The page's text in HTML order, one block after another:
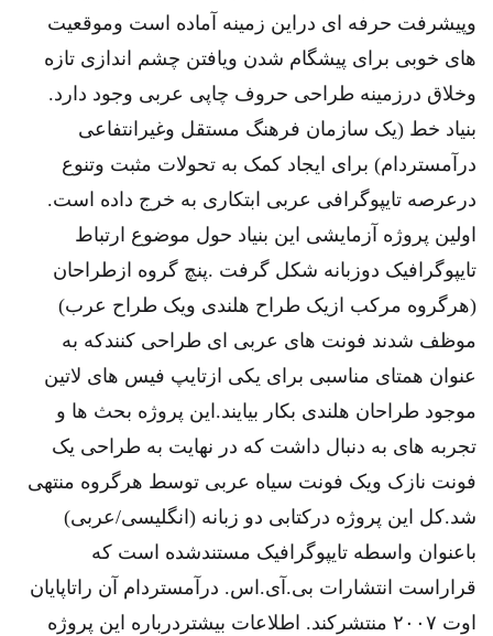
وپیشرفت حرفه ای دراین زمینه آماده است وموقعیت
های خوبی برای پیشگام شدن ویافتن چشم اندازی تازه
وخلاق درزمینه طراحی حروف چاپی عربی وجود دارد.
بنیاد خط (یک سازمان فرهنگ مستقل وغیرانتفاعی
درآمستردام) برای ایجاد کمک به تحولات مثبت وتنوع
درعرصه تایپوگرافی عربی ابتکاری به خرج داده است.
اولین پروژه آزمایشی این بنیاد حول موضوع ارتباط
تایپوگرافیک دوزبانه شکل گرفت .پنچ گروه ازطراحان
(هرگروه مرکب ازیک طراح هلندی ویک طراح عرب)
موظف شدند فونت های عربی ای طراحی کنندکه به
عنوان همتای مناسبی برای یکی ازتایپ فیس های لاتین
موجود طراحان هلندی بکار بیایند.این پروژه بحث ها و
تجربه های به دنبال داشت که در نهایت به طراحی یک
فونت نازک ویک فونت سیاه عربی توسط هرگروه منتهی
شد.کل این پروژه درکتابی دو زبانه (انگلیسی/عربی)
باعنوان واسطه تایپوگرافیک مستندشده است که
قراراست انتشارات بی.آی.اس. درآمستردام آن راتاپایان
اوت ۲۰۰۷ منتشرکند. اطلاعات بیشتردرباره این پروژه